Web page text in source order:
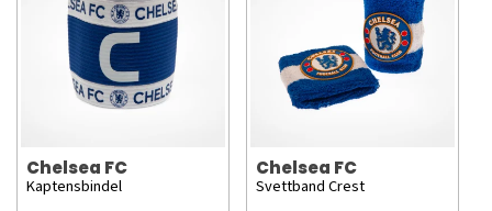
Chelsea FC
Kaptensbindel
Chelsea FC
Svettband Crest